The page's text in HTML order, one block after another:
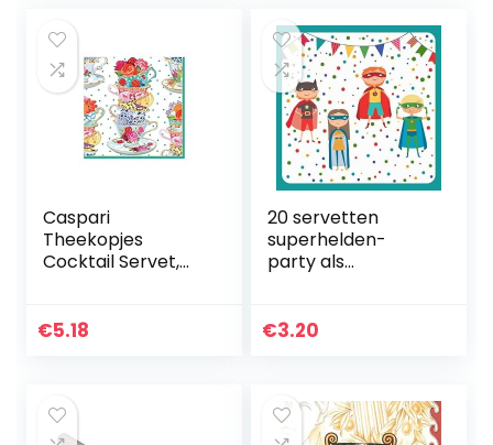
Caspari
Theekopjes
Cocktail Servet,
€5.18
20 servetten
superhelden-
party als
kinderverjaardag
€3.20